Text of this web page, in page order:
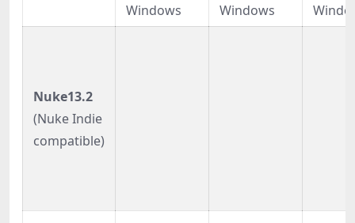
Windows
Windows
Nuke13.2
(Nuke Indie
compatible)